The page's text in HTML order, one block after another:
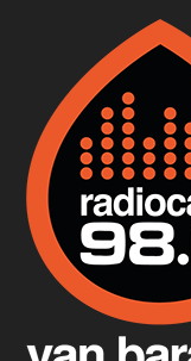
Boston,
Apr 9, 2026 • 00:37:17
Apr 3, 2026 • 00:36:07